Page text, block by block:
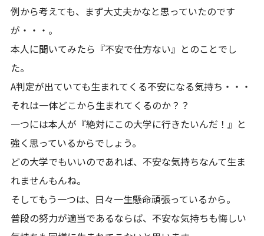
例から考えても、まず大丈夫かなと思っていたのです
が・・・。
本人に聞いてみたら『不安で仕方ない』とのことでし
た。
A判定が出ていても生まれてくる不安になる気持ち・・・
それは一体どこから生まれてくるのか？？
一つには本人が『絶対にこの大学に行きたいんだ！』と
強く思っているからでしょう。
どの大学でもいいのであれば、不安な気持ちなんて生ま
れませんもんね。
そしてもう一つは、日々一生懸命頑張っているから。
普段の努力が適当であるならば、不安な気持ちも悔しい